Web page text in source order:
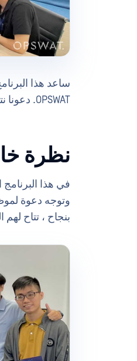
ساعد هذا
OPSWAT. دعونا نتعمق في الإنجازات والخبرات التي تجعل هذه المبادرة استثنائية حقا.
نظرة
بنجاح ، تتاح